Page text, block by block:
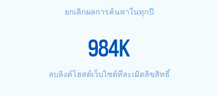
ยกเลิกผลการค้นหาในทุกปี
984K
ลบลิงค์โฮสต์เว็บไซต์ที่ละเมิดลิขสิทธิ์